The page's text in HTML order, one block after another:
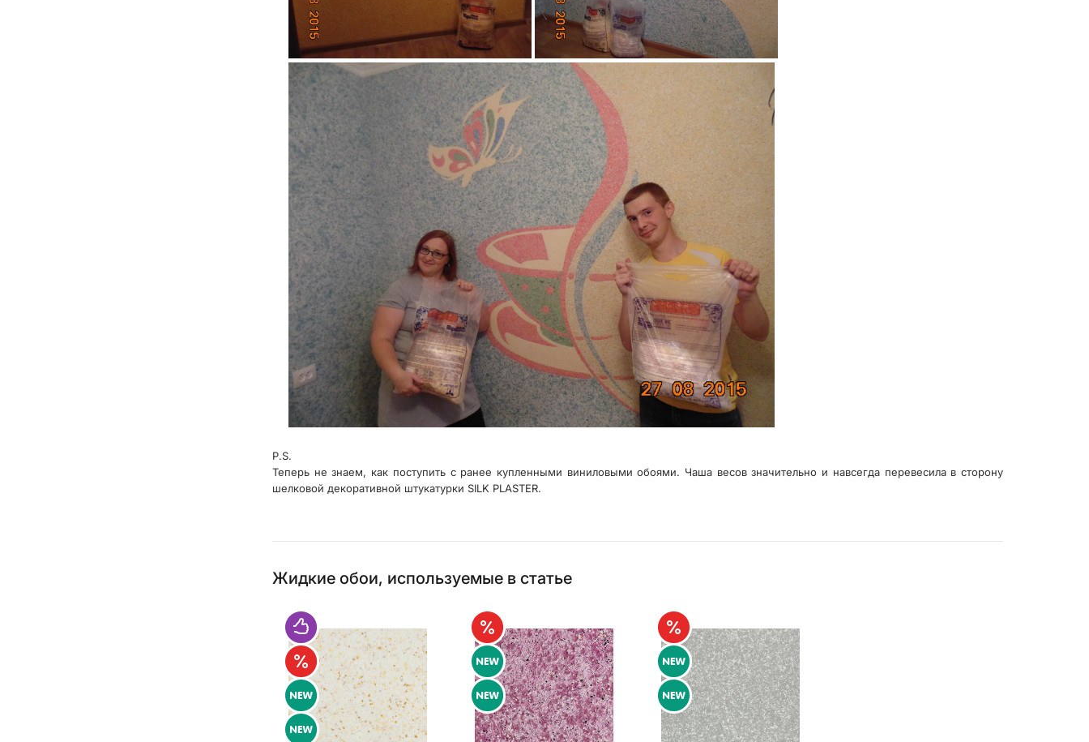
P.S.
Теперь не знаем, как поступить с ранее купленными виниловыми обоями. Чаша весов значительно и навсегда перевесила в сторону
шелковой декоративной штукатурки SILK PLASTER.
Жидкие обои, используемые в статье